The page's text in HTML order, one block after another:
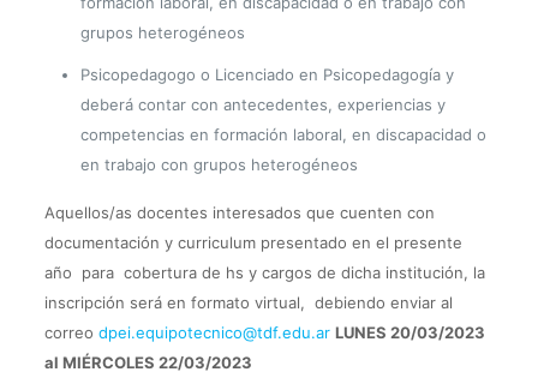
grupos heterogéneos
Psicopedagogo o Licenciado en Psicopedagogía y
deberá contar con antecedentes, experiencias y
competencias en formación laboral, en discapacidad o
en trabajo con grupos heterogéneos
Aquellos/as docentes interesados que cuenten con
documentación y curriculum presentado en el presente
año para cobertura de hs y cargos de dicha institución, la
inscripción será en formato virtual, debiendo enviar al
correo dpei.equipotecnico@tdf.edu.ar LUNES 20/03/2023
al MIÉRCOLES 22/03/2023